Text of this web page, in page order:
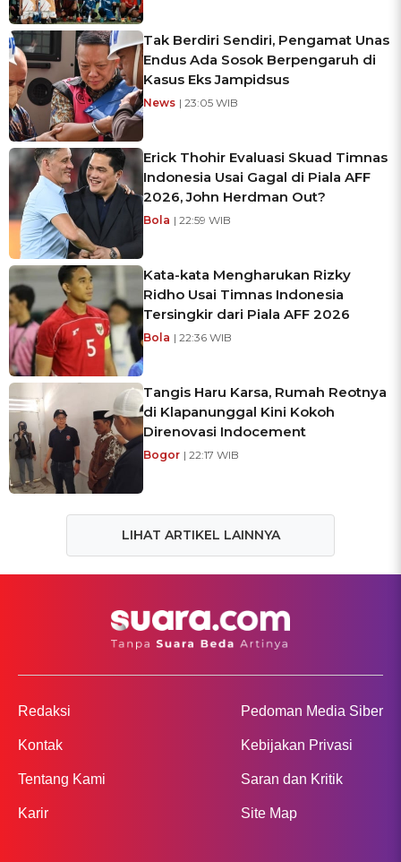
Tak Berdiri Sendiri, Pengamat Unas
Endus Ada Sosok Berpengaruh di
Kasus Eks Jampidsus
News | 23:05 WIB
Erick Thohir Evaluasi Skuad Timnas
Indonesia Usai Gagal di Piala AFF
2026, John Herdman Out?
Bola | 22:59 WIB
Kata-kata Mengharukan Rizky
Ridho Usai Timnas Indonesia
Tersingkir dari Piala AFF 2026
Bola | 22:36 WIB
Tangis Haru Karsa, Rumah Reotnya
di Klapanunggal Kini Kokoh
Direnovasi Indocement
Bogor | 22:17 WIB
LIHAT ARTIKEL LAINNYA
Redaksi
Kontak
Tentang Kami
Karir
Pedoman Media Siber
Kebijakan Privasi
Saran dan Kritik
Site Map